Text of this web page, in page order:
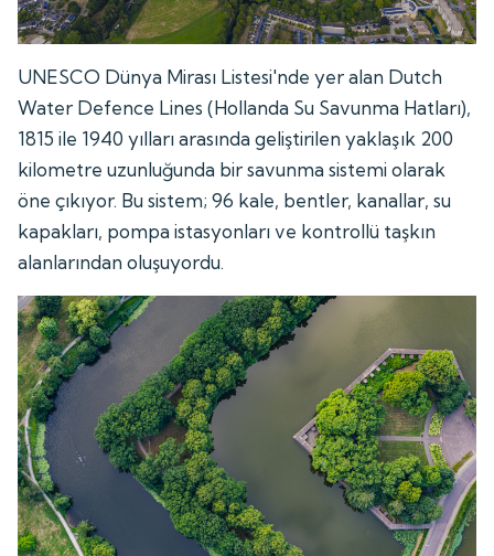
UNESCO Dünya Mirası Listesi'nde yer alan Dutch
Water Defence Lines (Hollanda Su Savunma Hatları),
1815 ile 1940 yılları arasında geliştirilen yaklaşık 200
kilometre uzunluğunda bir savunma sistemi olarak
öne çıkıyor. Bu sistem; 96 kale, bentler, kanallar, su
kapakları, pompa istasyonları ve kontrollü taşkın
alanlarından oluşuyordu.